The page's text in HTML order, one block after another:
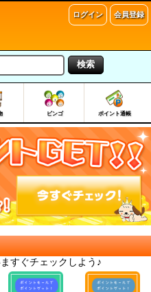
ログイン 会員登録
検索
ビンゴ ポイント通帳
すぐチェックしよう♪